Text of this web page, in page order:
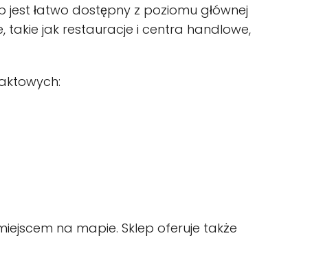
jest łatwo dostępny z poziomu głównej
takie jak restauracje i centra handlowe,
na mapie. Sklep oferuje także